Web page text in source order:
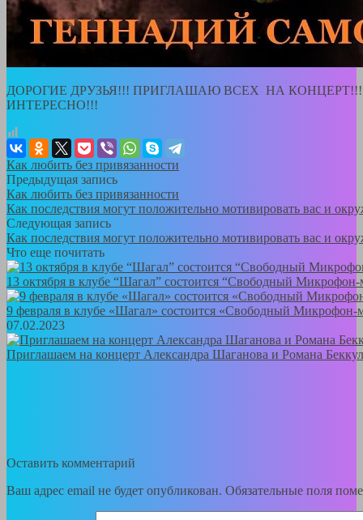
ДОРОГИЕ ДРУЗЬЯ!!! ПРИГЛАШАЮ ВСЕХ НА КОНЦЕРТ!!!
ИНТЕРЕСНО!!!
Как любить без привязанности
Предыдущая запись
Как любить без привязанности
Как последствия могут положительно мотивировать вас и
Следующая запись
Как последствия могут положительно мотивировать вас и
Что еще почитать
13 октября в клубе “Шагал” состоится “Свободный
9 февраля в клубе «Шагал» состоится «Свободный
07.02.2023
Приглашаем на концерт Александра Шаганова и Романа
Оставить комментарий
Ваш адрес email не будет опубликован. Обязательные поля